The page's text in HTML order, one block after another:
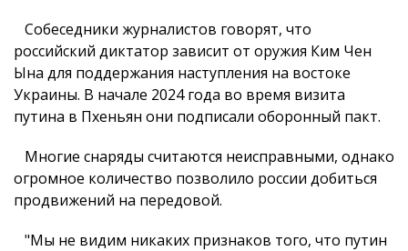
Собеседники журналистов говорят, что
российский диктатор зависит от оружия Ким Чен
Ына для поддержания наступления на востоке
Украины. В начале 2024 года во время визита
путина в Пхеньян они подписали оборонный пакт.
Многие снаряды считаются неисправными, однако
огромное количество позволило россии добиться
продвижений на передовой.
"Мы не видим никаких признаков того, что путин